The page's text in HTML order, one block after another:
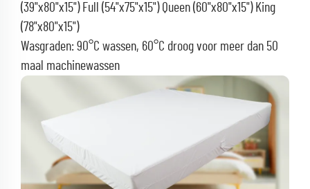
(39"x80"x15") Full (54"x75"x15") Queen (60"x80"x15") King
(78"x80"x15")
Wasgraden: 90°C wassen, 60°C droog voor meer dan 50
maal machinewassen